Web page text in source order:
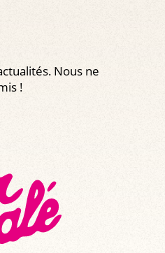
Nous ne
!